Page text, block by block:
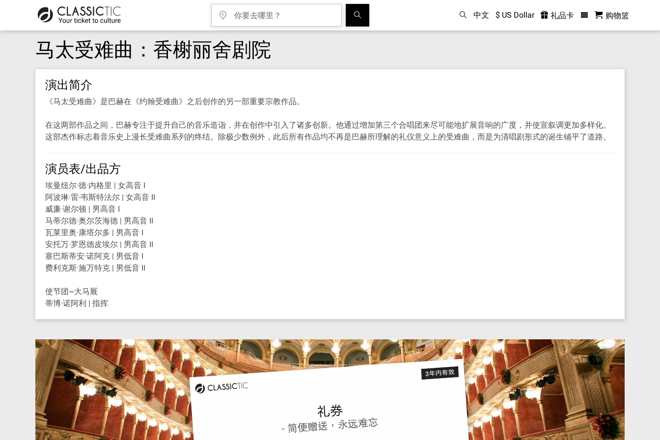
中文 $ US Dollar 礼品卡 购物篮
马太受难曲：香榭丽舍剧院
演出简介
《马太受难曲》是巴赫在《约翰受难曲》之后创作的另一部重要宗教作品。
在这两部作品之间，巴赫专注于提升自己的音乐造诣，并在创作中引入了诸多创新。他通过增加第三个合唱团来尽可能地扩展音响的广度，并使宣叙调更加多样化。
这部杰作标志着音乐史上漫长受难曲系列的终结。除极少数例外，此后所有作品均不再是巴赫所理解的礼仪意义上的受难曲，而是为清唱剧形式的诞生铺平了道路。
演员表/出品方
埃曼纽尔·德·内格里 | 女高音 I
阿波琳·雷-韦斯特法尔 | 女高音 II
威廉·谢尔顿 | 男高音 I
马蒂尔德·奥尔茨海德 | 男高音 II
瓦莱里奥·康塔尔多 | 男高音 I
安托万·罗恩德皮埃尔 | 男高音 II
塞巴斯蒂安·诺阿克 | 男低音 I
费利克斯·施万特克 | 男低音 II
使节团~大马厩
蒂博·诺阿利 | 指挥